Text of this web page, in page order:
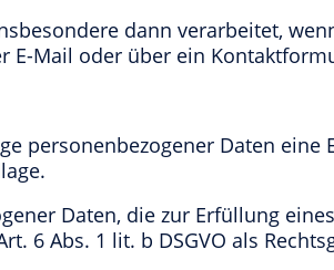
dann verarbeitet,
E-Mail oder über ein
personenbezogener Daten
Daten, die zur Erfüllung
6 Abs. 1 lit. b DSGVO als